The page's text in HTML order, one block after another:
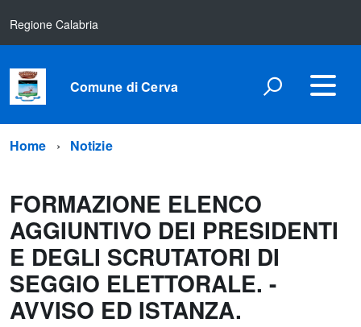
Regione Calabria
Comune di Cerva
Home Notizie
FORMAZIONE ELENCO
AGGIUNTIVO DEI PRESIDENTI
E DEGLI SCRUTATORI DI
SEGGIO ELETTORALE. -
AVVISO ED ISTANZA.